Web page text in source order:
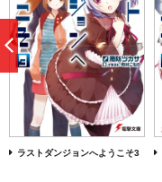
ラストダンジョンへようこそ3
前